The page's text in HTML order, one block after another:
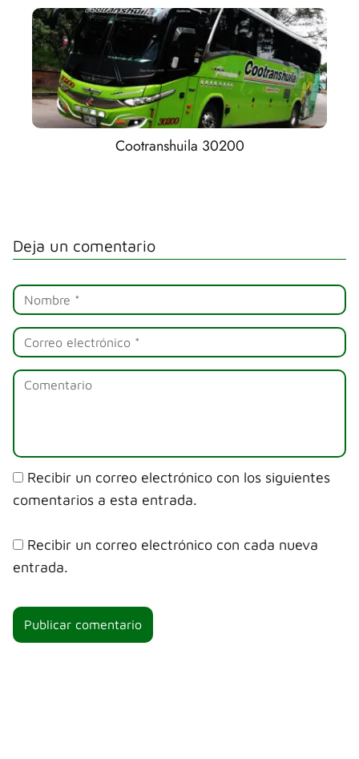
Cootranshuila 30200
Deja un comentario
Recibir un correo electrónico con los siguientes
comentarios a esta entrada.
Recibir un correo electrónico con cada nueva
entrada.